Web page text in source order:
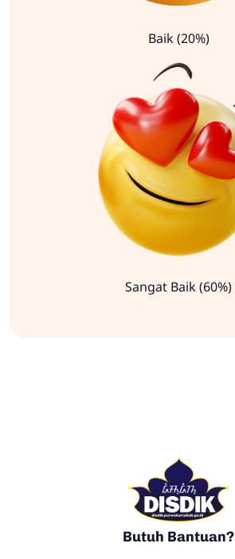
Baik (20%)
Sangat Baik (60%)
Butuh Bantuan?